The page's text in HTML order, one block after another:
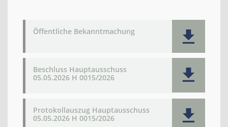
Öffentliche Bekanntmachung
Beschluss Hauptausschuss
05.05.2026 H 0015/2026
Protokollauszug Hauptausschuss
05.05.2026 H 0015/2026